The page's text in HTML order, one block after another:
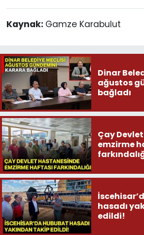
Kaynak: Gamze Karabulut
Dinar
ağustos
bağladı
Çay
emzirme
hasadı
edildi!